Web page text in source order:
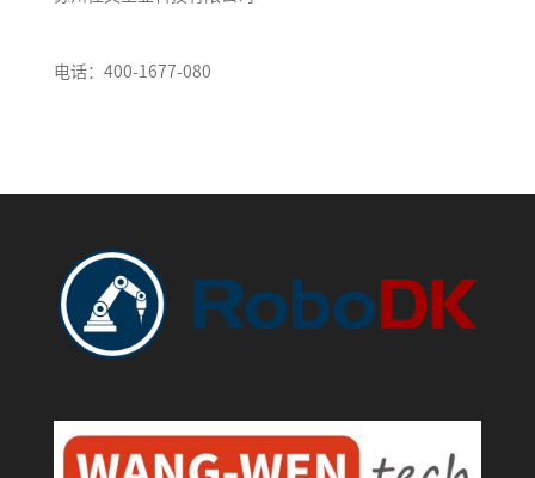
电话：400-1677-080